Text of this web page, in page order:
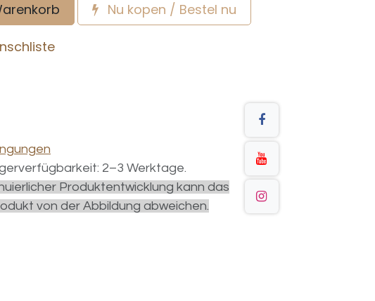
Nu kopen / Bestel nu
2–3 Werktage.
Produktentwicklung kann das
von der Abbildung abweichen.